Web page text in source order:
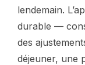
lendemain.
durable —
des
déjeuner, une